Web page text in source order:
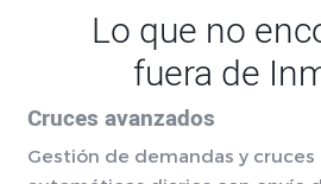
Lo que no
fuera de
Cruces avanzados
Gestión de demandas y